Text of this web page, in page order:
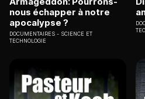
nous échapper à notre
apocalypse ?
DOCUMENTAIRES
SCIENCE ET
TECHNOLOGIE